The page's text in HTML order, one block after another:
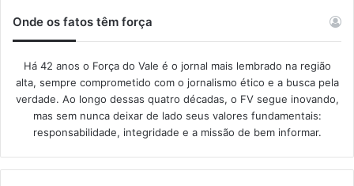
Onde os fatos têm força
Há 42 anos o Força do Vale é o jornal mais lembrado na região
alta, sempre comprometido com o jornalismo ético e a busca pela
verdade. Ao longo dessas quatro décadas, o FV segue inovando,
mas sem nunca deixar de lado seus valores fundamentais:
responsabilidade, integridade e a missão de bem informar.​